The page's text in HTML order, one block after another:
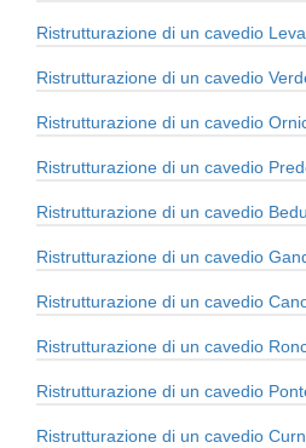
Ristrutturazione di un cavedio
Ristrutturazione di un cavedio
Ristrutturazione di un cavedio
Ristrutturazione di un cavedio
Ristrutturazione di un cavedio
Ristrutturazione di un cavedio
Ristrutturazione di un cavedio
Ristrutturazione di un cavedio
Ristrutturazione di un cavedio
Ristrutturazione di un cavedio